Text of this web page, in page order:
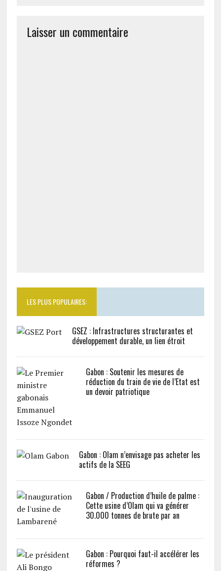
Laisser un commentaire
LES PLUS POPULAIRES:
GSEZ : Infrastructures structurantes et
développement durable, un lien étroit
Gabon : Soutenir les mesures de
réduction du train de vie de l’Etat est
un devoir patriotique
Gabon : Olam n’envisage pas acheter les
actifs de la SEEG
Gabon / Production d’huile de palme :
Cette usine d’Olam qui va générer
30.000 tonnes de brute par an
Gabon : Pourquoi faut-il accélérer les
réformes ?